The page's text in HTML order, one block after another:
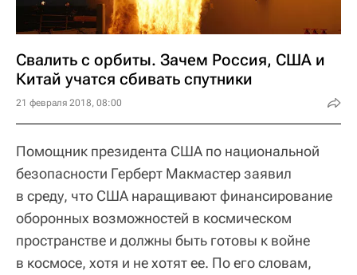
Свалить с орбиты. Зачем Россия, США и
Китай учатся сбивать спутники
21 февраля 2018, 08:00
Помощник президента США по национальной
безопасности Герберт Макмастер заявил
в среду, что США наращивают финансирование
оборонных возможностей в космическом
пространстве и должны быть готовы к войне
в космосе, хотя и не хотят ее. По его словам,